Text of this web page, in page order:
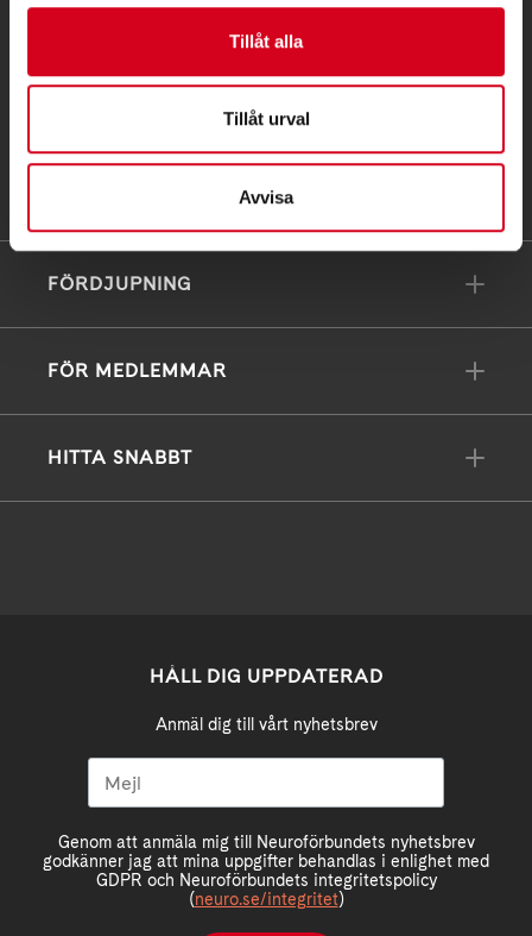
Tillåt alla
Tillåt urval
Avvisa
PG 90 10 07-5 | BG 901-0075 | Swishgåva 90 100
75 | Organisationsnummer 802002-3605
FÖRDJUPNING
FÖR MEDLEMMAR
HITTA SNABBT
HÅLL DIG UPPDATERAD
Anmäl dig till vårt nyhetsbrev
Genom att anmäla mig till Neuroförbundets nyhetsbrev
godkänner jag att mina uppgifter behandlas i enlighet med
GDPR och Neuroförbundets integritetspolicy
(neuro.se/integritet)